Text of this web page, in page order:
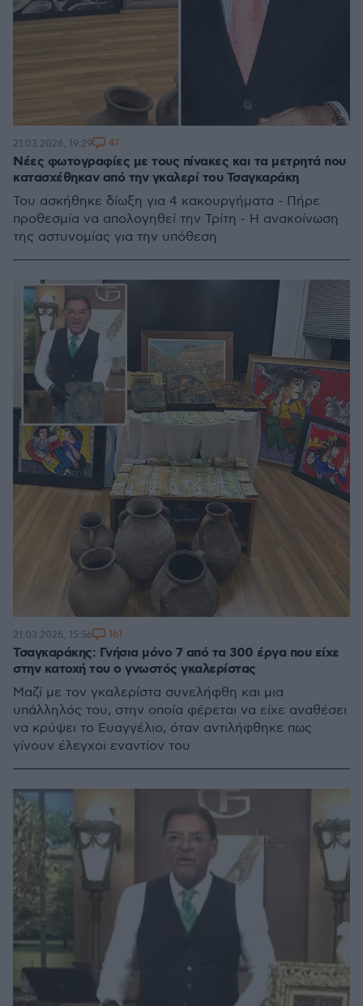
Νέες φωτογραφίες με τους πίνακες και τα μετρητά που
κατασχέθηκαν από την γκαλερί του Τσαγκαράκη
Του ασκήθηκε δίωξη για 4 κακουργήματα - Πήρε
προθεσμία να απολογηθεί την Τρίτη - Η ανακοίνωση
της αστυνομίας για την υπόθεση
21.03.2026, 19:29 47
Τσαγκαράκης: Γνήσια μόνο 7 από τα 300 έργα που είχε
στην κατοχή του ο γνωστός γκαλερίστας
Μαζί με τον γκαλερίστα συνελήφθη και μια
υπάλληλός του, στην οποία φέρεται να είχε αναθέσει
να κρύψει το Ευαγγέλιο, όταν αντιλήφθηκε πως
γίνουν έλεγχοι εναντίον του
21.03.2026, 15:56 161